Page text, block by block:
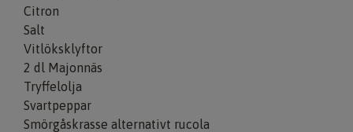
Citron
Salt
Vitlöksklyftor
2 dl Majonnäs
Tryffelolja
Svartpeppar
Smörgåskrasse alternativt rucola